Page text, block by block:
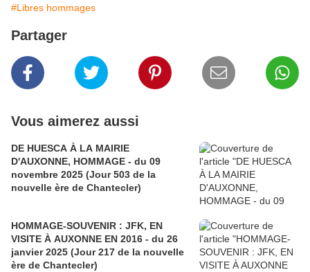
#Libres hommages
Partager
Vous aimerez aussi
DE HUESCA À LA MAIRIE
D'AUXONNE, HOMMAGE - du 09
novembre 2025 (Jour 503 de la
nouvelle ère de Chantecler)
HOMMAGE-SOUVENIR : JFK, EN
VISITE À AUXONNE EN 2016 - du 26
janvier 2025 (Jour 217 de la nouvelle
ère de Chantecler)